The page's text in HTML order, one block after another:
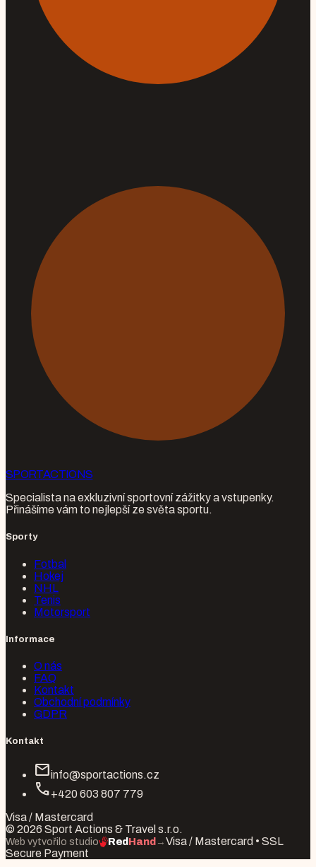
SPORTACTIONS
Specialista na exkluzivní sportovní zážitky a vstupenky.
Přinášíme vám to nejlepší ze světa sportu.
Sporty
Fotbal
Hokej
NHL
Tenis
Motorsport
Informace
O nás
FAQ
Kontakt
Obchodní podmínky
GDPR
Kontakt
mailinfo@sportactions.cz
call+420 603 807 779
Visa / Mastercard
© 2026 Sport Actions & Travel s.r.o.
Web vytvořilo studio RedHand →Visa / Mastercard • SSL
Secure Payment